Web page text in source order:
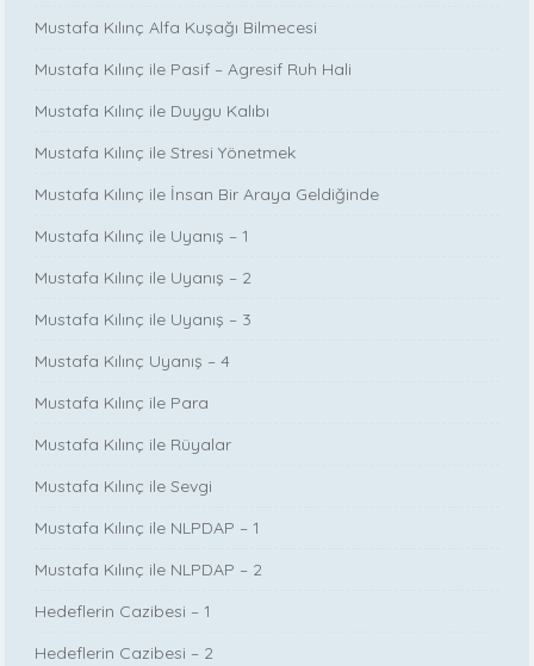
Mustafa Kılınç Alfa Kuşağı Bilmecesi
Mustafa Kılınç ile Pasif – Agresif Ruh Hali
Mustafa Kılınç ile Duygu Kalıbı
Mustafa Kılınç ile Stresi Yönetmek
Mustafa Kılınç ile İnsan Bir Araya Geldiğinde
Mustafa Kılınç ile Uyanış – 1
Mustafa Kılınç ile Uyanış – 2
Mustafa Kılınç ile Uyanış – 3
Mustafa Kılınç Uyanış – 4
Mustafa Kılınç ile Para
Mustafa Kılınç ile Rüyalar
Mustafa Kılınç ile Sevgi
Mustafa Kılınç ile NLPDAP – 1
Mustafa Kılınç ile NLPDAP – 2
Hedeflerin Cazibesi – 1
Hedeflerin Cazibesi – 2